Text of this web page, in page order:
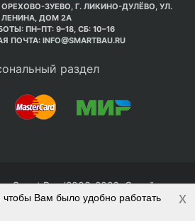
ЗУЕВО, Г. ЛИКИНО-ДУЛЁВО, УЛ.
ЛЕНИНА, ДОМ 2А
ПН–ПТ: 9–18, СБ: 10–16
ПОЧТА: INFO@SMARTBAU.RU
раздел
Smart Bau ’2003-2026. Стройте
с 1-го раза.
персональных данных
Вам было удобно работать
x